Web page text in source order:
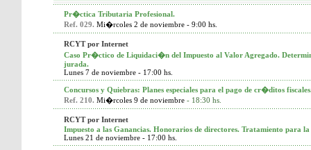
Pr�ctica Tributaria Profesional.
Ref. 029. Mi�rcoles 2 de noviembre - 9:00 hs.
RCYT por Internet
Caso Pr�ctico de Liquidaci�n del Impuesto al Valor Agregado.
jurada.
Lunes 7 de noviembre - 17:00 hs.
Concursos y Quiebras: Planes especiales para el pago de cr�ditos
Ref. 210. Mi�rcoles 9 de noviembre - 18:30 hs.
RCYT por Internet
Impuesto a las Ganancias. Honorarios de directores. Tratamiento para
Lunes 21 de noviembre - 17:00 hs.